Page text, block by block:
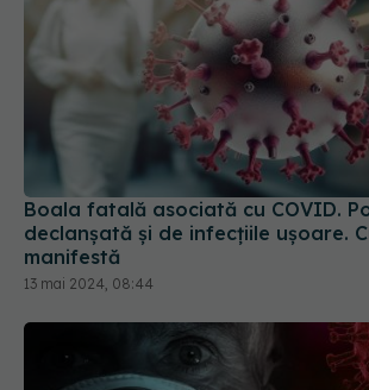
Boala fatală asociată cu COVID.
declanșată și de infecțiile ușoare.
manifestă
13 mai 2024, 08:44